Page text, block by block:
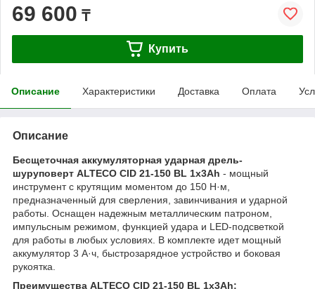
69 600 ₸
Купить
Описание Характеристики Доставка Оплата
Описание
Бесщеточная аккумуляторная ударная дрель-
шуруповерт ALTECO CID 21-150 BL 1x3Ah - мощный
инструмент с крутящим моментом до 150 Н·м,
предназначенный для сверления, завинчивания и ударной
работы. Оснащен надежным металлическим патроном,
импульсным режимом, функцией удара и LED-подсветкой
для работы в любых условиях. В комплекте идет мощный
аккумулятор 3 А·ч, быстрозарядное устройство и боковая
рукоятка.
Преимущества ALTECO CID 21-150 BL 1x3Ah: